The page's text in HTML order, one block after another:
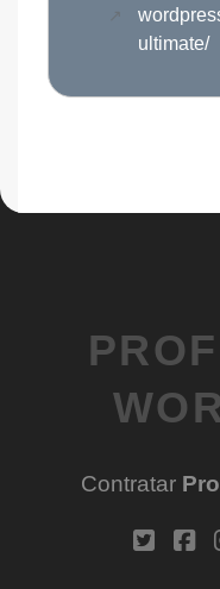
ultimate/
Contratar